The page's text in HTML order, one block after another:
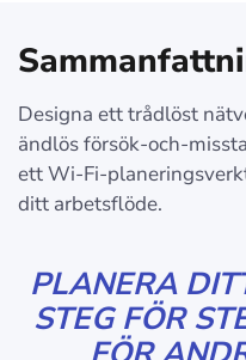
Designa ett trådlöst
ändlös försök-och-
ett Wi-Fi-
ditt arbetsflöde.
PLANERA
STEG FÖR